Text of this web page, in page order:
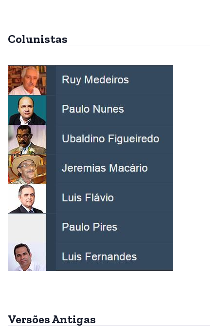
Colunistas
Versões Antigas